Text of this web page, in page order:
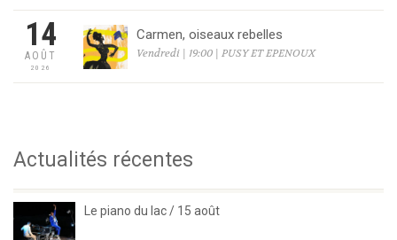
14
AOÛT
2026
Carmen, oiseaux rebelles
Vendredi | 19:00 | PUSY ET EPENOUX
Actualités récentes
Le piano du lac / 15 août